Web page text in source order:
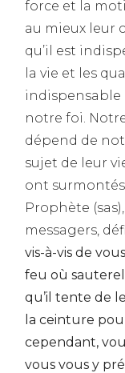
force et la
au mieux leur
qu’il est
la vie et les
notre foi.
dépend de
sujet de leur
ont surmontés
Prophète
messagers,
vis-à-vis de
feu où
qu’il tente de
la ceinture
cependant,
vous vous y